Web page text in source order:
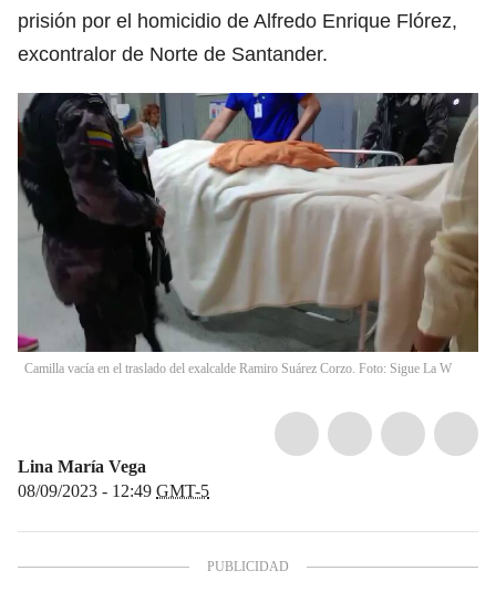
prisión por el homicidio de Alfredo Enrique Flórez,
excontralor de Norte de Santander.
Camilla vacía en el traslado del exalcalde Ramiro Suárez Corzo. Foto: Sigue La W
Lina María Vega
08/09/2023 - 12:49 GMT-5